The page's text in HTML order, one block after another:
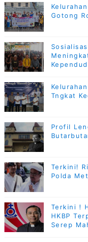
Gotong
Tngkat
Profil
Terkini!
Polda
Terkini !
HKBP
Serep